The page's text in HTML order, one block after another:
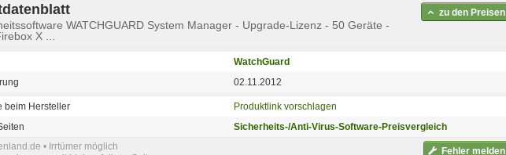
WATCHGUARD System Manager - Upgrade-Lizenz - 50 Geräte -
X ...
zu den Preisen
WatchGuard
02.11.2012
beim Hersteller
Produktlink vorschlagen
Sicherheits-/Anti-Virus-Software-Preisvergleich
Fehler melden
• Irrtümer möglich